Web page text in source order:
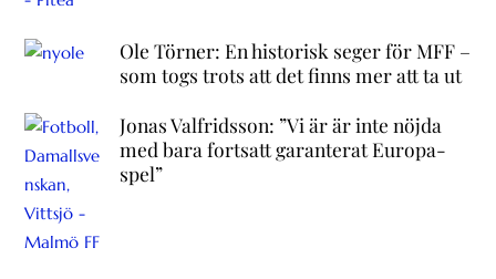
Ole Törner: En historisk seger för MFF –
som togs trots att det finns mer att ta ut
Jonas Valfridsson: ”Vi är är inte nöjda
med bara fortsatt garanterat Europa-
spel”